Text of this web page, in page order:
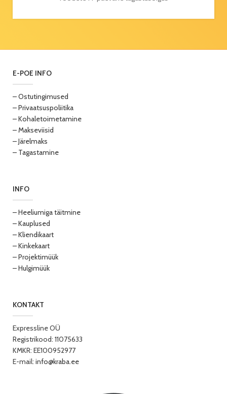
E-POE INFO
– Ostutingimused
– Privaatsuspoliitika
– Kohaletoimetamine
– Makseviisid
– Järelmaks
– Tagastamine
INFO
– Heeliumiga täitmine
– Kauplused
– Kliendikaart
– Kinkekaart
– Projektimüük
– Hulgimüük
KONTAKT
Expressline OÜ
Registrikood: 11075633
KMKR: EE100952977
E-mail: info@kraba.ee